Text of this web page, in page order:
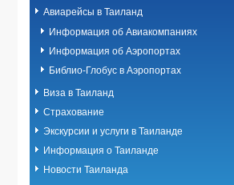
Авиарейсы в Таиланд
Информация об Авиакомпаниях
Информация об Аэропортах
Библио-Глобус в Аэропортах
Виза в Таиланд
Страхование
Экскурсии и услуги в Таиланде
Информация о Таиланде
Новости Таиланда